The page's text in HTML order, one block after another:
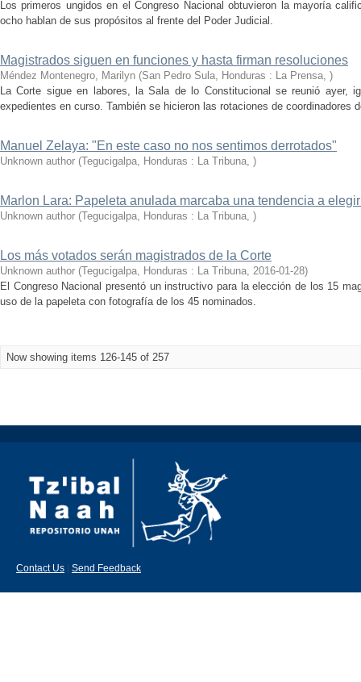
Los primeros ungidos en el Congreso Nacional obtuvieron la mayoría
ocho hablan de sus propósitos al frente del Poder Judicial.
Magistrados siguen en funciones y hasta firman resoluciones
Méndez Montenegro, Marilyn (San Pedro Sula, Honduras : La Prensa, )
La Corte sigue en labores, la Sala de lo Constitucional se reunió ayer,
expedientes en curso. También se hicieron las rotaciones de coordinadores
Manuel Zelaya: "En este caso no nos sentimos derrotados"
Unknown author (Tegucigalpa, Honduras : La Tribuna, )
Marlon Lara: Papeleta anulada marcaba una tendencia a
Unknown author (Tegucigalpa, Honduras : La Tribuna, )
Los más votados serán magistrados de la Corte
Unknown author (Tegucigalpa, Honduras : La Tribuna, 2016-01-28)
El Congreso Nacional presentó un instructivo para la elección de los 15
uso de la papeleta con fotografía de los 45 nominados.
Now showing items 126-145 of 257
Contact Us Send Feedback